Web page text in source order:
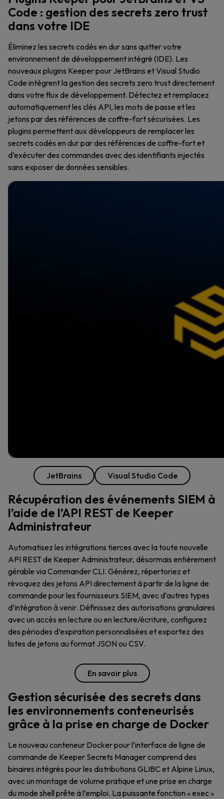
Code : gestion des secrets zero trust
dans votre IDE
Éliminez les secrets codés en dur sans quitter votre
environnement de développement intégré (IDE). Les
nouveaux plugins Keeper pour JetBrains et Visual Studio
Code intègrent la gestion des secrets zero trust directement
dans votre flux de développement. Détectez et remplacez
automatiquement les clés API, les mots de passe et les
jetons par des références de coffre-fort sécurisées. Les
plugins permettent aux développeurs de remplacer les
secrets codés en dur par des références de coffre-fort et
d’exécuter des commandes avec des identifiants injectés
sans exposer de données sensibles.
JetBrains Visual Studio Code
Récupération des événements SIEM à
l’aide de l’API REST de Keeper
Administrateur
Automatisez les intégrations tierces avec la toute nouvelle
API REST de Keeper Administrateur, désormais entièrement
gérable via Commander CLI. Générez, répertoriez et
révoquez des jetons API directement à partir de la ligne de
commande pour les fournisseurs SIEM, avec d’autres types
d’intégration à venir. Définissez des autorisations granulaires
avec un accès en lecture ou en lecture/écriture, configurez
des périodes d’expiration personnalisées et exportez des
listes de jetons au format JSON ou CSV.
En savoir plus
Gestion sécurisée des secrets dans
les environnements conteneurisés
grâce à la prise en charge de Docker
Le nouveau conteneur Docker pour l’interface de ligne de
commande de Keeper Secrets Manager comprend des
binaires intégrés pour les distributions GLIBC et Alpine Linux,
avec un montage de volume pratique et une prise en charge
du mode shell prête à l’emploi. La puissante fonction « exec »